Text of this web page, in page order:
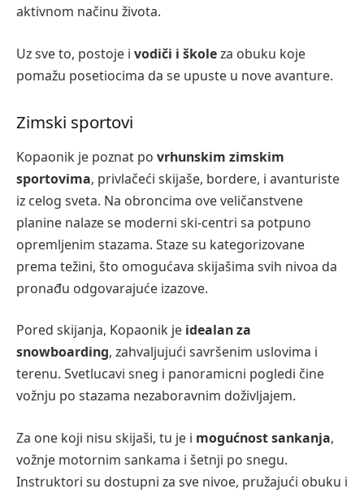
aktivnom načinu života.
Uz sve to, postoje i vodiči i školeza obuku koje
pomažu posetiocima da se upuste u nove avanture.
Zimski sportovi
Kopaonik je poznat po vrhunskim zimskim
sportovima, privlačeći skijaše, bordere, i avanturiste
iz celog sveta. Na obroncima ove veličanstvene
planine nalaze se moderni ski-centri sa potpuno
opremljenim stazama. Staze su kategorizovane
prema težini, što omogućava skijašima svih nivoa da
pronađu odgovarajuće izazove.
Pored skijanja, Kopaonik je idealan za
snowboarding, zahvaljujući savršenim uslovima i
terenu. Svetlucavi sneg i panoramicni pogledi čine
vožnju po stazama nezaboravnim doživljajem.
Za one koji nisu skijaši, tu je i mogućnost sankanja,
vožnje motornim sankama i šetnji po snegu.
Instruktori su dostupni za sve nivoe, pružajući obuku i